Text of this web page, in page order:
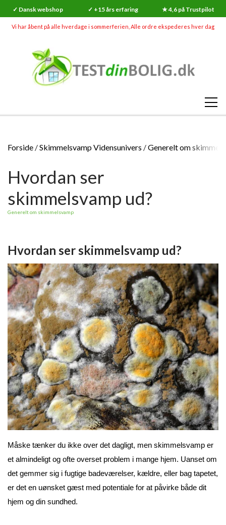
✓ Dansk webshop ✓ +15 års erfaring ★ 4,6 på Trustpilot
Vi har åbent på alle hverdage i sommerferien, Alle ordre ekspederes hver dag
Forside Skimmelsvamp Vidensunivers Generelt om
Hvordan ser
skimmelsvamp ud?
Generelt om skimmelsvamp
Hvordan ser skimmelsvamp ud?
Måske tænker du ikke over det dagligt, men skimmelsvamp er
et almindeligt og ofte overset problem i mange hjem. Uanset om
det gemmer sig i fugtige badeværelser, kældre, eller bag tapetet,
er det en uønsket gæst med potentiale for at påvirke både dit
hjem og din sundhed.